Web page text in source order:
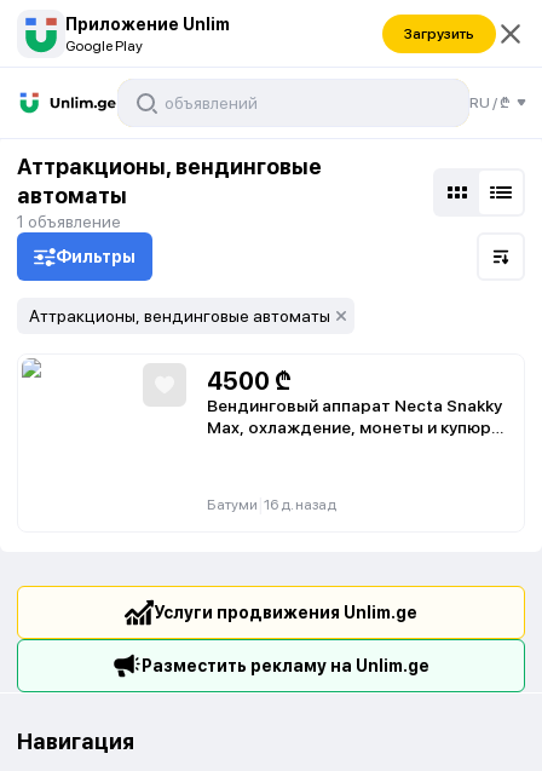
Приложение Unlim
Google Play
Загрузить
RU /₾
Аттракционы, вендинговые
автоматы
1 объявление
Фильтры
Аттракционы, вендинговые автоматы
4500 ₾
Вендинговый аппарат Necta Snakky
Max, охлаждение, монеты и купюры,
Батуми 16 д. назад
Услуги продвижения Unlim.ge
Разместить рекламу на Unlim.ge
Навигация